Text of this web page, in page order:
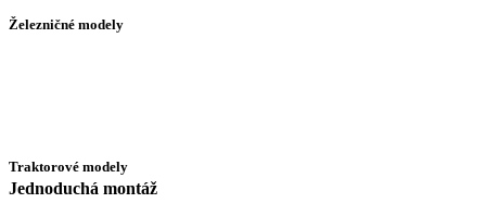
Železničné modely
Traktorové modely
Jednoduchá montáž